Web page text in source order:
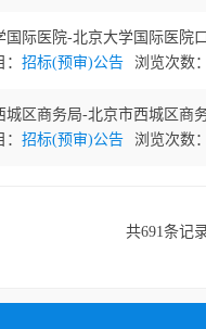
国际医院-北京大学国际医院
招标(预审)公告 浏览次数：
城区商务局-北京市西城区商
招标(预审)公告 浏览次数：
共691条记